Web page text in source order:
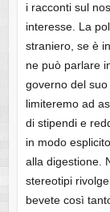
i racconti sul
interesse. La
straniero, se è
ne può parlare
governo del
limiteremo ad
di stipendi e
in modo
alla digestione.
stereotipi
bevete così